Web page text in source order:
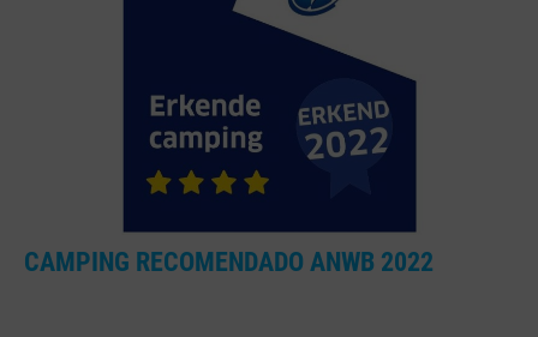
CAMPING RECOMENDADO ANWB 2022